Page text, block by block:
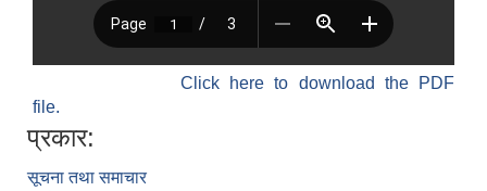
Click here to download the PDF
file.
प्रकार:
सूचना तथा समाचार